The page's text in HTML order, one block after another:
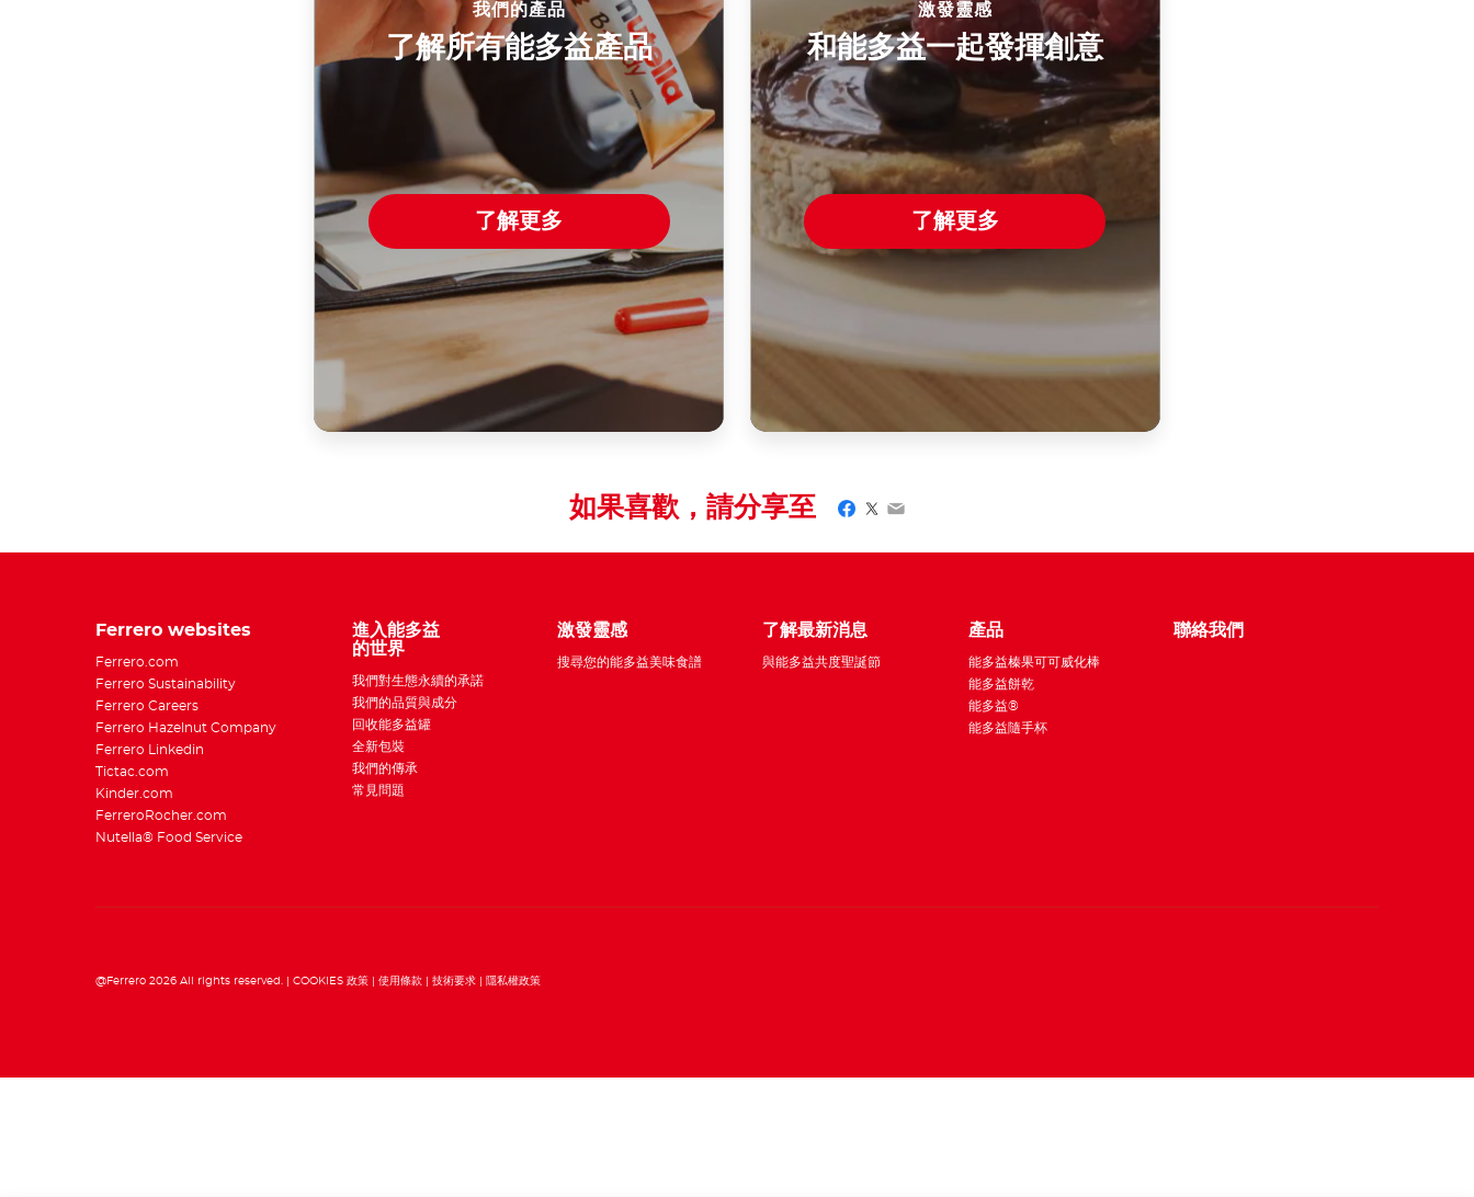
我們的產品
了解所有能多益產品
了解更多
激發靈感
和能多益一起發揮創意
了解更多
如果喜歡，請分享至 Facebook
Twitter
Email
Ferrero websites
Ferrero.com
Ferrero Sustainability
Ferrero Careers
Ferrero Hazelnut Company
Ferrero Linkedin
Tictac.com
Kinder.com
FerreroRocher.com
Nutella® Food Service
進入能多益
的世界
我們對生態永續的承諾
我們的品質與成分
回收能多益罐
全新包裝
我們的傳承
常見問題
激發靈感
搜尋您的能多益美味食譜
了解最新消息
與能多益共度聖誕節
產品
能多益榛果可可威化棒
能多益餅乾
能多益®
能多益隨手杯
聯絡我們
@Ferrero 2026 All rights reserved. COOKIES 政策 使用條款 技術要求 隱私權政策